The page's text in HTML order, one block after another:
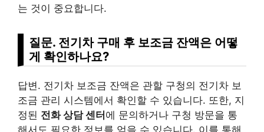
는 것이 중요합니다.
질문. 전기차 구매 후 보조금 잔액은 어떻
게 확인하나요?
답변. 전기차 보조금 잔액은 관할 구청의 전기차 보
조금 관리 시스템에서 확인할 수 있습니다. 또한, 지
정된 전화 상담 센터에 문의하거나 구청 방문을 통
해서도 필요한 정보를 얻을 수 있습니다. 이를 통해